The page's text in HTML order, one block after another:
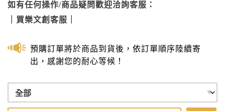
如有任何操作/商品疑問歡迎洽詢客服：
買樂文創客服
預購訂單將於商品到貨後，依訂單順序陸續寄
出，感謝您的耐心等候！